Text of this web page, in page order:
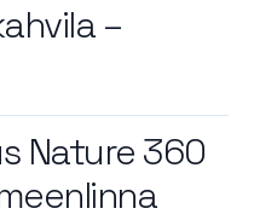
–
Nature 360